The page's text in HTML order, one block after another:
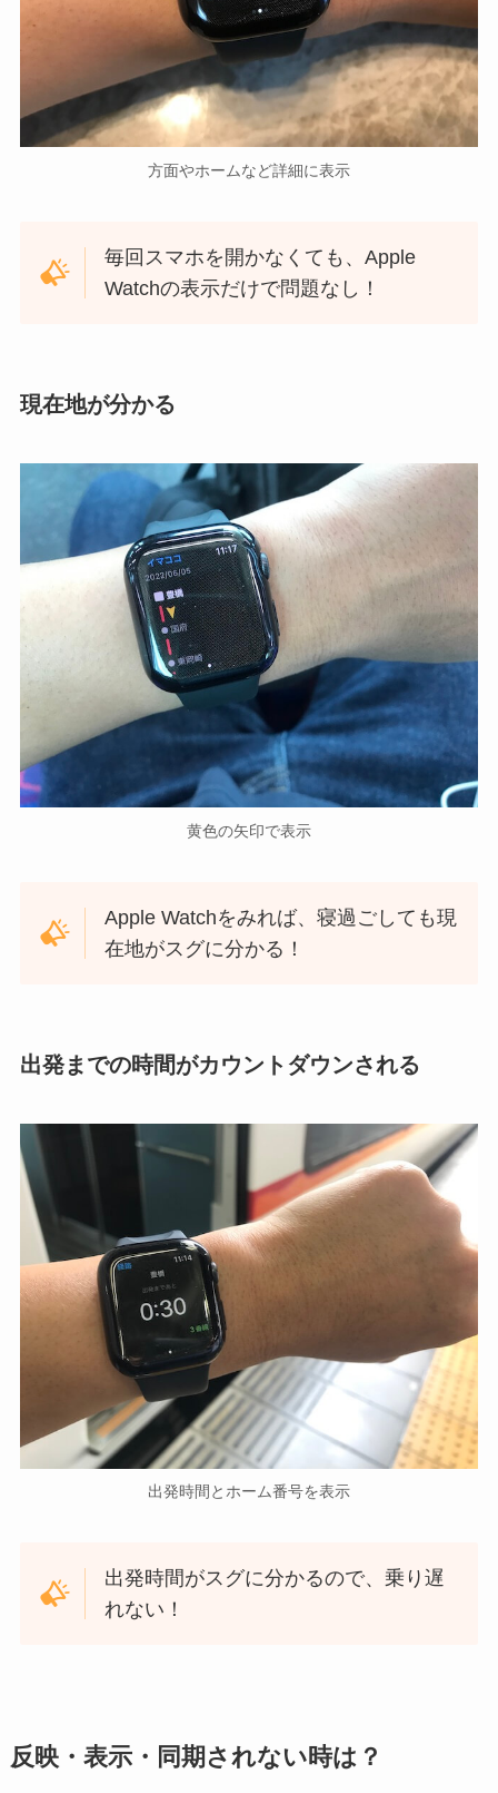
方面やホームなど詳細に表示
毎回スマホを開かなくても、Apple
Watchの表示だけで問題なし！
現在地が分かる
黄色の矢印で表示
Apple Watchをみれば、寝過ごしても現
在地がスグに分かる！
出発までの時間がカウントダウンされる
出発時間とホーム番号を表示
出発時間がスグに分かるので、乗り遅
れない！
反映・表示・同期されない時は？